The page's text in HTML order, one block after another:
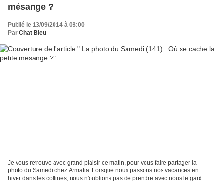
mésange ?
Publié le 13/09/2014 à 08:00
Par Chat Bleu
Je vous retrouve avec grand plaisir ce matin, pour vous faire partager la
photo du Samedi chez Armatia. Lorsque nous passons nos vacances en
hiver dans les collines, nous n'oublions pas de prendre avec nous le garde